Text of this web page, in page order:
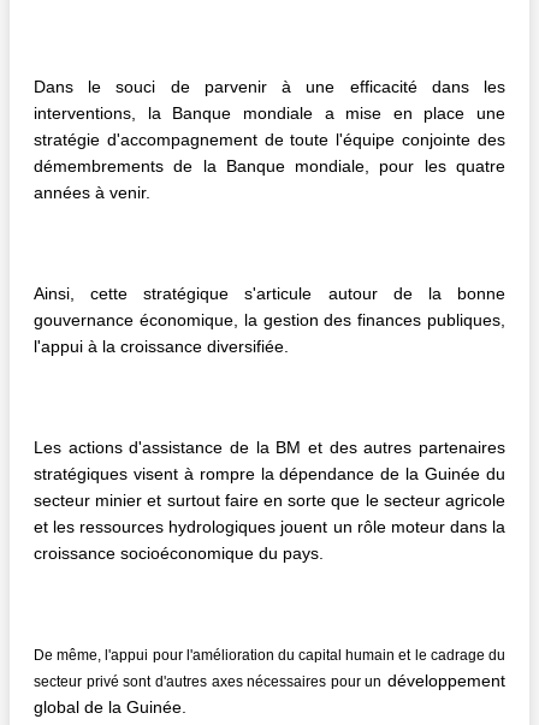
Dans le souci de parvenir à une efficacité dans les
interventions, la Banque mondiale a mise en place une
stratégie d'accompagnement de toute l'équipe conjointe des
démembrements de la Banque mondiale, pour les quatre
années à venir.
Ainsi, cette stratégique s'articule autour de la bonne
gouvernance économique, la gestion des finances publiques,
l'appui à la croissance diversifiée.
Les actions d'assistance de la BM et des autres partenaires
stratégiques visent à rompre la dépendance de la Guinée du
secteur minier et surtout faire en sorte que le secteur agricole
et les ressources hydrologiques jouent un rôle moteur dans la
croissance socioéconomique du pays.
De même, l'appui pour l'amélioration du capital humain et le cadrage du
secteur privé sont d'autres axes nécessaires pour un développement
global de la Guinée.